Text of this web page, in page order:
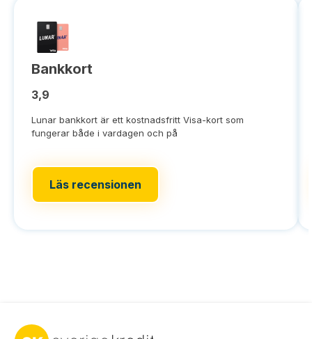
Bankkort
3,9
Lunar bankkort är ett kostnadsfritt Visa-kort som
fungerar både i vardagen och på
Läs recensionen